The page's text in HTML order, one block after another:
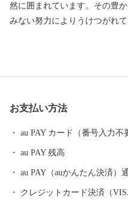
然に囲まれています。その豊
みない努力によりうけつがれ
などの特産品に恵まれ、「食
お支払い方法
au PAY カード（番号入力不
au PAY 残高
au PAY（auかんたん決済）
クレジットカード決済（